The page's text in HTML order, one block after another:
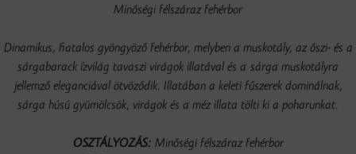
Minőségi félszáraz fehérbor
Dinamikus, fiatalos gyöngyöző fehérbor, melyben a muskotály, az őszi- és a
sárgabarack ízvilág tavaszi virágok illatával és a sárga muskotályra
jellemző eleganciával ötvöződik. Illatában a keleti fűszerek dominálnak,
sárga húsú gyümölcsök, virágok és a méz illata tölti ki a poharunkat.
OSZTÁLYOZÁS: Minőségi félszáraz fehérbor